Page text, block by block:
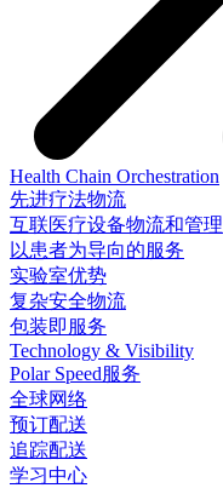
Health Chain Orchestration
先进疗法物流
互联医疗设备物流和管理
以患者为导向的服务
实验室优势
复杂安全物流
包装即服务
Technology & Visibility
Polar Speed服务
全球网络
预订配送
追踪配送
学习中心